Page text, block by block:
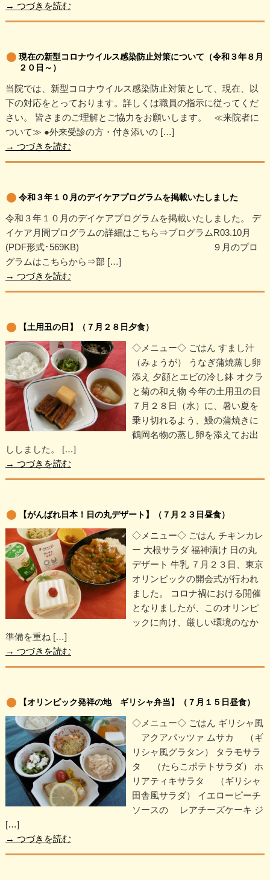
→ つづきを読む
現在の新型コロナウイルス感染防止対策について（令和３年８月
２０日～）
当院では、新型コロナウイルス感染防止対策として、現在、以
下の対応をとっております。詳しくは職員の指示に従ってくだ
さい。 皆さまのご理解とご協力をお願いします。 ≪来院者に
ついて≫ ●外来受診の方・付き添いの […]
→ つづきを読む
令和３年１０月のデイケアプログラムを掲載いたしました
令和３年１０月のデイケアプログラムを掲載いたしました。 デ
イケア月間プログラムの詳細はこちら⇒プログラムR03.10月
(PDF形式･569KB) ９月のプロ
グラムはこちらから⇒部 […]
→ つづきを読む
【土用丑の日】（７月２８日夕食）
◇メニュー◇ ごはん すまし汁
（みょうが） うなぎ蒲焼蒸し卵
添え 夕顔とエビの冷し鉢 オクラ
と菊の和え物 今年の土用丑の日
７月２８日（水）に、暑い夏を
乗り切れるよう、鰻の蒲焼きに
鶴岡名物の蒸し卵を添えてお出
ししました。 […]
→ つづきを読む
【がんばれ日本！日の丸デザート】（７月２３日昼食）
◇メニュー◇ ごはん チキンカレ
ー 大根サラダ 福神漬け 日の丸
デザート 牛乳 ７月２３日、東京
オリンピックの開会式が行われ
ました。 コロナ禍における開催
となりましたが、このオリンピ
ックに向け、厳しい環境のなか
準備を重ね […]
→ つづきを読む
【オリンピック発祥の地 ギリシャ弁当】（７月１５日昼食）
◇メニュー◇ ごはん ギリシャ風
アクアパッツァ ムサカ （ギ
リシャ風グラタン） タラモサラ
タ （たらこポテトサラダ） ホ
リアティキサラタ （ギリシャ
田舎風サラダ） イエローピーチ
ソースの レアチーズケーキ ジ
[…]
→ つづきを読む